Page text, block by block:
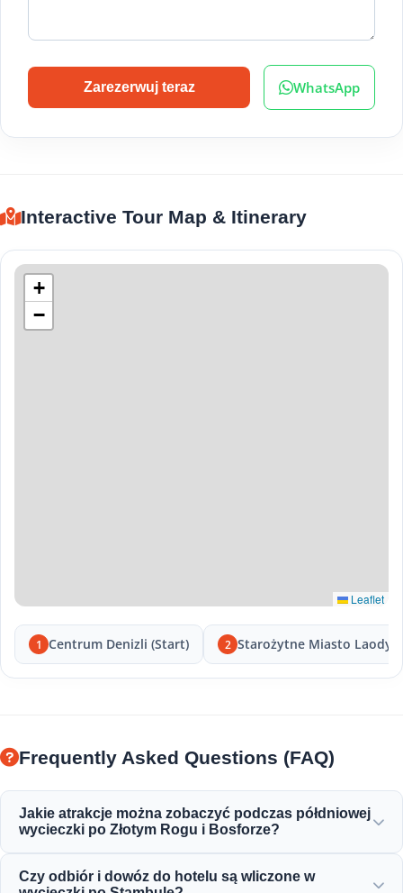
Zarezerwuj teraz WhatsApp
Interactive Tour Map & Itinerary
+
−
Leaflet
1 Centrum Denizli (Start) 2 Starożytne Miasto
Frequently Asked Questions (FAQ)
Jakie atrakcje można zobaczyć podczas półdniowej
wycieczki po Złotym Rogu i Bosforze?
Most Bosforski, Pałac Dolmabahçe, Meczet Ortaköy,
Czy odbiór i dowóz do hotelu są wliczone w